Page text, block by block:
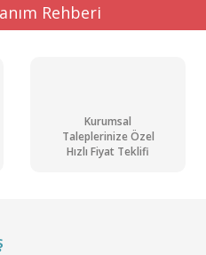
Rehberi
Kurumsal
Taleplerinize Özel
Hızlı Fiyat Teklifi